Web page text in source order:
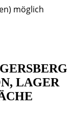
möglich
LAGER